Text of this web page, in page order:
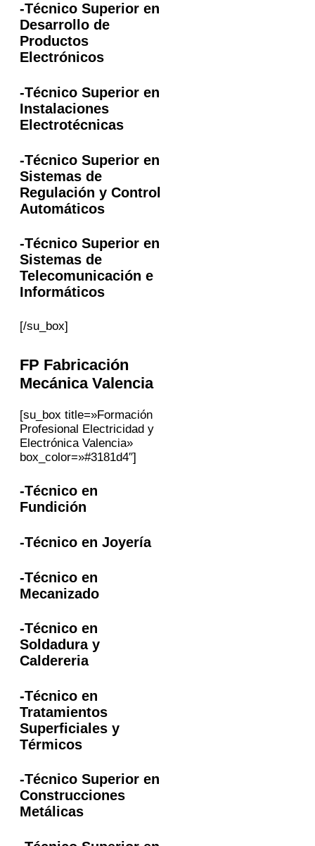
-Técnico Superior en
Desarrollo de
Productos
Electrónicos
-Técnico Superior en
Instalaciones
Electrotécnicas
-Técnico Superior en
Sistemas de
Regulación y Control
Automáticos
-Técnico Superior en
Sistemas de
Telecomunicación e
Informáticos
[/su_box]
FP Fabricación
Mecánica Valencia
[su_box title=»Formación
Profesional Electricidad y
Electrónica Valencia»
box_color=»#3181d4″]
-Técnico en
Fundición
-Técnico en Joyería
-Técnico en
Mecanizado
-Técnico en
Soldadura y
Caldereria
-Técnico en
Tratamientos
Superficiales y
Térmicos
-Técnico Superior en
Construcciones
Metálicas